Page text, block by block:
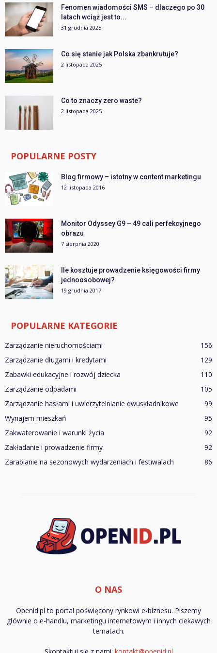
Fenomen wiadomości SMS – dlaczego po 30
latach wciąż jest to...
31 grudnia 2025
Co się stanie jak Polska zbankrutuje?
2 listopada 2025
Co to znaczy zero waste?
2 listopada 2025
POPULARNE POSTY
Blog firmowy – istotny w content marketingu
12 listopada 2016
Monitor Odyssey G9 – 49 cali perfekcyjnego
obrazu
7 sierpnia 2020
Ile kosztuje prowadzenie księgowości firmy
jednoosobowej?
19 grudnia 2017
POPULARNE KATEGORIE
Zarządzanie nieruchomościami
156
Zarządzanie długami i kredytami
129
Zabawki edukacyjne i rozwój dziecka
110
Zarządzanie odpadami
105
Zarządzanie hasłami i uwierzytelnianie dwuskładnikowe
99
Wynajem mieszkań
95
Zakwaterowanie i warunki życia
92
Zakładanie i prowadzenie firmy
92
Zarabianie na sezonowych wydarzeniach i festiwalach
86
O NAS
Openid.pl to portal poświęcony rynkowi e-biznesu. Piszemy
głównie o e-handlu, marketingu internetowym i innych ciekawych
tematach.